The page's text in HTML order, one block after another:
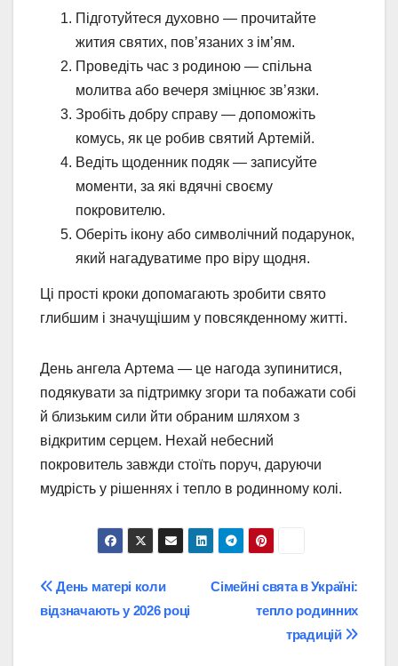
Підготуйтеся духовно — прочитайте
жития святих, пов’язаних з ім’ям.
Проведіть час з родиною — спільна
молитва або вечеря зміцнює зв’язки.
Зробіть добру справу — допоможіть
комусь, як це робив святий Артемій.
Ведіть щоденник подяк — записуйте
моменти, за які вдячні своєму
покровителю.
Оберіть ікону або символічний подарунок,
який нагадуватиме про віру щодня.
Ці прості кроки допомагають зробити свято
глибшим і значущішим у повсякденному житті.
День ангела Артема — це нагода зупинитися,
подякувати за підтримку згори та побажати собі
й близьким сили йти обраним шляхом з
відкритим серцем. Нехай небесний
покровитель завжди стоїть поруч, даруючи
мудрість у рішеннях і тепло в родинному колі.
Post
navigation
Сімейні свята в Україні:
тепло родинних
традицій
День матері коли
відзначають у 2026 році